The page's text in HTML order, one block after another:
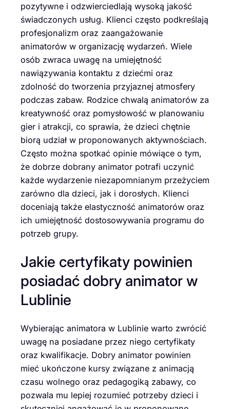
pozytywne i odzwierciedlają wysoką jakość
świadczonych usług. Klienci często podkreślają
profesjonalizm oraz zaangażowanie
animatorów w organizację wydarzeń. Wiele
osób zwraca uwagę na umiejętność
nawiązywania kontaktu z dziećmi oraz
zdolność do tworzenia przyjaznej atmosfery
podczas zabaw. Rodzice chwalą animatorów za
kreatywność oraz pomysłowość w planowaniu
gier i atrakcji, co sprawia, że dzieci chętnie
biorą udział w proponowanych aktywnościach.
Często można spotkać opinie mówiące o tym,
że dobrze dobrany animator potrafi uczynić
każde wydarzenie niezapomnianym przeżyciem
zarówno dla dzieci, jak i dorosłych. Klienci
doceniają także elastyczność animatorów oraz
ich umiejętność dostosowywania programu do
potrzeb grupy.
Jakie certyfikaty powinien
posiadać dobry animator w
Lublinie
Wybierając animatora w Lublinie warto zwrócić
uwagę na posiadane przez niego certyfikaty
oraz kwalifikacje. Dobry animator powinien
mieć ukończone kursy związane z animacją
czasu wolnego oraz pedagogiką zabawy, co
pozwala mu lepiej rozumieć potrzeby dzieci i